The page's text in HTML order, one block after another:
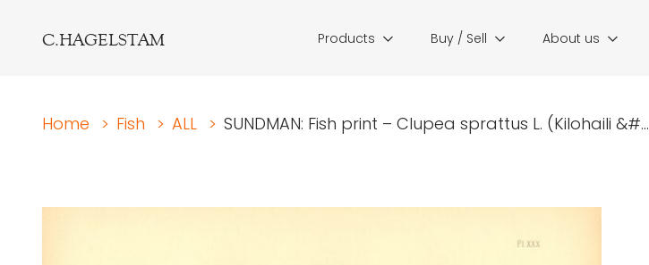
C.HAGELSTAM Products Buy / Sell About us
Home > Fish > ALL > SUNDMAN: Fish print – Clupea sprattus L. (Kilohaili &#...